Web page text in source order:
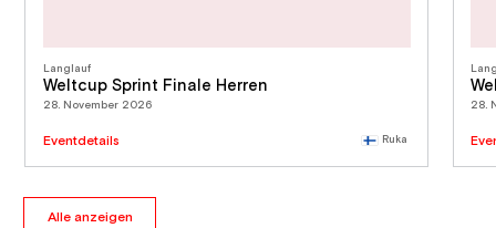
Langlauf
Weltcup Sprint Finale Herren
28. November 2026
Eventdetails Ruka
28.
Alle anzeigen